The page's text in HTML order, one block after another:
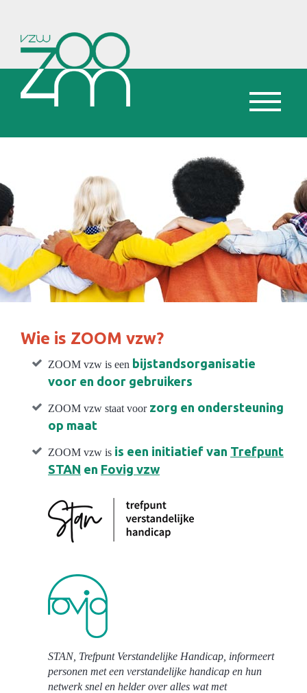
Wie is ZOOM vzw?
ZOOM vzw is een bijstandsorganisatie
voor en door gebruikers
ZOOM vzw staat voor zorg en ondersteuning
op maat
ZOOM vzw is is een initiatief van Trefpunt
STAN en Fovig vzw
STAN, Trefpunt Verstandelijke Handicap, informeert
personen met een verstandelijke handicap en hun
netwerk snel en helder over alles wat met